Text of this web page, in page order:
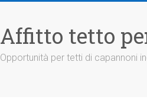
Affitto tetto
Opportunità per tetti di capannoni